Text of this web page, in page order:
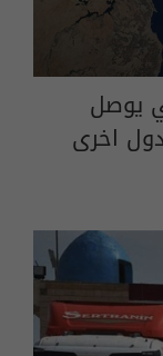
يوصل
اخرى